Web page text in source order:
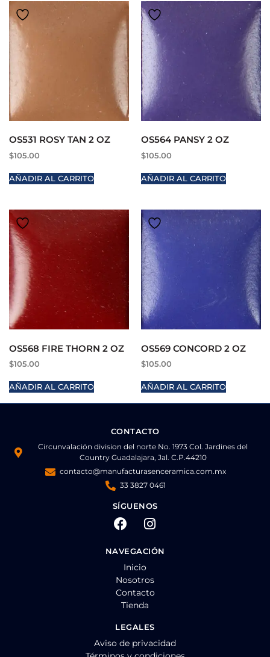
OS531 ROSY TAN 2 OZ
$105.00
AÑADIR AL CARRITO
OS564 PANSY 2 OZ
$105.00
AÑADIR AL CARRITO
OS568 FIRE THORN 2 OZ
$105.00
AÑADIR AL CARRITO
OS569 CONCORD 2 OZ
$105.00
AÑADIR AL CARRITO
CONTACTO
Circunvalación division del norte No. 1973 Col. Jardines del
Country Guadalajara, Jal. C.P.44210
contacto@manufacturasenceramica.com.mx
33 3827 0461
SÍGUENOS
NAVEGACIÓN
Inicio
Nosotros
Contacto
Tienda
LEGALES
Aviso de privacidad